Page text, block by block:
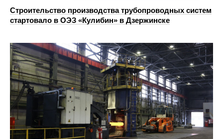
Строительство производства трубопроводных систем
стартовало в ОЭЗ «Кулибин» в Дзержинске